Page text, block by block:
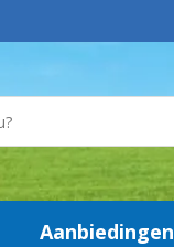
Aanbiedingen